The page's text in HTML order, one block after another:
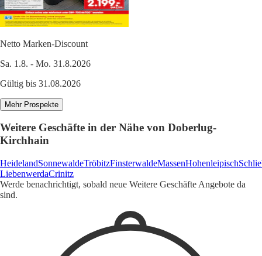
Netto Marken-Discount
Sa. 1.8. - Mo. 31.8.2026
Gültig bis 31.08.2026
Mehr Prospekte
Weitere Geschäfte in der Nähe von Doberlug-
Kirchhain
HeidelandSonnewaldeTröbitzFinsterwaldeMassenHohenleipisch
LiebenwerdaCrinitz
Werde benachrichtigt, sobald neue Weitere Geschäfte Angebote da
sind.